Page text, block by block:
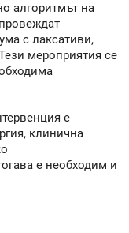
алгоритмът на
с лаксативи,
мероприятия се
е
клинична
е необходим и